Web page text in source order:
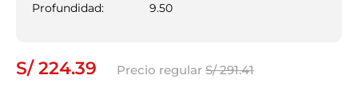
Profundidad: 9.50
S/ 224.39 Precio regular S/ 291.41